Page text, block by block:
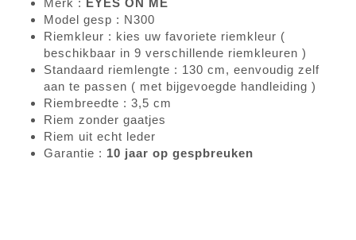
Merk : EYES ON ME
Model gesp : N300
Riemkleur : kies uw favoriete riemkleur (
beschikbaar in 9 verschillende riemkleuren )
Standaard riemlengte : 130 cm, eenvoudig zelf
aan te passen ( met bijgevoegde handleiding )
Riembreedte : 3,5 cm
Riem zonder gaatjes
Riem uit echt leder
Garantie : 10 jaar op gespbreuken